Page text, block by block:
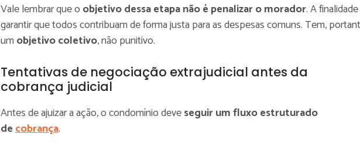
Vale lembrar que o objetivo dessa etapa não é penalizar o morador. A
garantir que todos contribuam de forma justa para as despesas comuns. Tem,
um objetivo coletivo, não punitivo.
Tentativas de negociação extrajudicial antes da
cobrança judicial
Antes de ajuizar a ação, o condomínio deveseguir um fluxo estruturado
decobrança.